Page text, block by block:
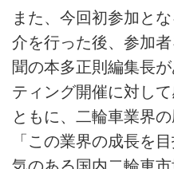
また、今回初参加と
介を行った後、参加
聞の本多正則編集長
ティング開催に対し
ともに、二輪車業界
「この業界の成長を